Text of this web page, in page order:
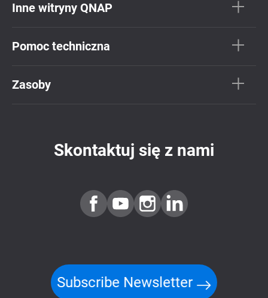
Inne witryny QNAP
Pomoc techniczna
Zasoby
Skontaktuj się z nami
Subscribe Newsletter